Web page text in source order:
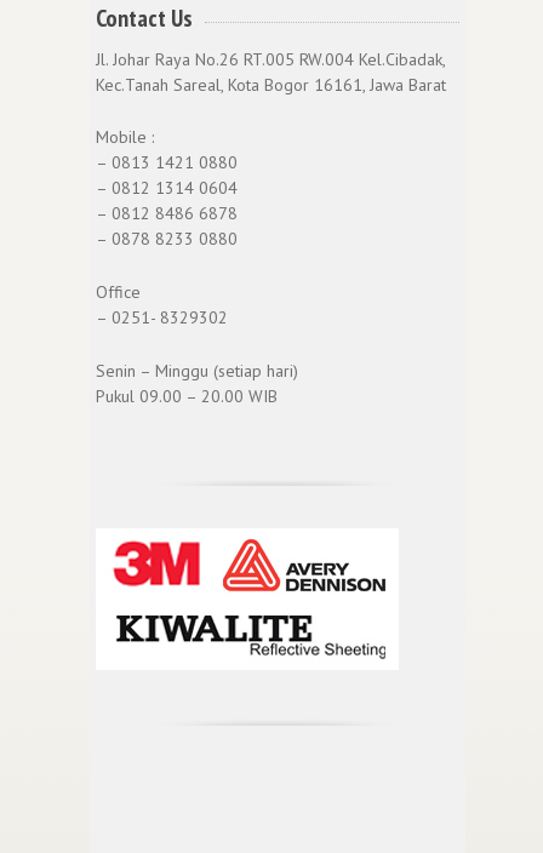
Contact Us
Jl. Johar Raya No.26 RT.005 RW.004 Kel.Cibadak,
Kec.Tanah Sareal, Kota Bogor 16161, Jawa Barat
Mobile :
– 0813 1421 0880
– 0812 1314 0604
– 0812 8486 6878
– 0878 8233 0880
Office
– 0251- 8329302
Senin – Minggu (setiap hari)
Pukul 09.00 – 20.00 WIB